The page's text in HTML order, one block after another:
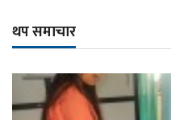
थप समाचार